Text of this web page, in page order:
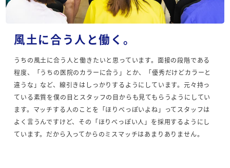
風土に合う人と働く。
うちの風土に合う人と働きたいと思っています。面接の段階である
程度、「うちの医院のカラーに合う」とか、「優秀だけどカラーと
違うな」など、線引きはしっかりするようにしています。元々持っ
ている素質を僕の目とスタッフの目からも見てもらうようにしてい
ます。マッチする人のことを「ほりべっぽいよね」ってスタッフは
よく言うんですけど、その「ほりべっぽい人」を採用するようにし
ています。だから入ってからのミスマッチはあまりありません。